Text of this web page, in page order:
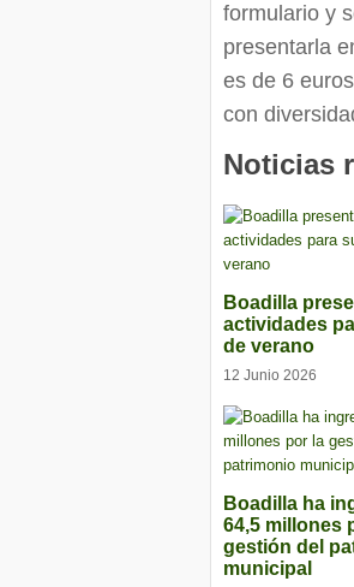
formulario y
presentarla
es de 6
con
Noticias
Boadilla
actividades
de verano
12 Junio 2026
Boadilla ha
64,5 millones
gestión del
municipal